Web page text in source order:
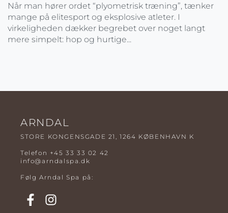
Når man hører ordet “plyometrisk træning”, tænker
mange på elitesport og eksplosive atleter. I
virkeligheden dækker begrebet over noget langt
mere simpelt: hop og hurtige...
ARNDAL
STORE KONGENSGADE 21, 1264 KØBENHAVN K
Telefon +45 33 33 02 42
info@arndalspa.dk
Følg Arndal Spa på: